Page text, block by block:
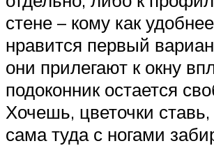
стене – кому как
нравится первый
они прилегают к окну
подоконник остается
Хочешь, цветочки
сама туда с ногами